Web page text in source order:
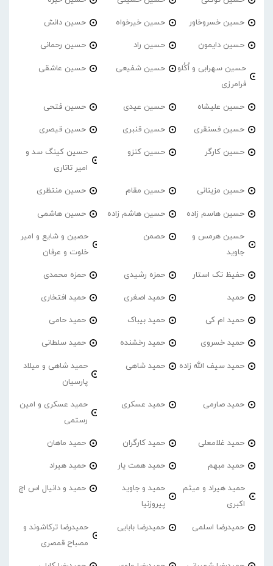
حسین خسروخاور حسین خیرخواه حسین دانش
حسین دایمون حسین راد حسین رحمانی
حسین سهرابی و اُکُلو
فرامرزی
حسین شفیعی حسین عاشقی
حسین علیشاه حسین عیدی حسین فتحی
حسین فسنقری حسین قنبری حسین قیصری
حسین کارگر حسین کنزو
حسین کینگ سد و
امیر تاتاری
حسین مزینانی حسین مقام حسین منتظری
حسین هاسم زاده حسین هاشم زاده حسین هاشمی
حسین هرمس و
جاوید
حصمن
حصین و شایع و امیر
خلوت و عرفان
حفیظ تک استار حمزه رشیدی حمزه محمدی
حمید حمید اصغری حمید افتخاری
حمید ام کی حمید بیباک حمید حامی
حمید خسروی حمید رخشنده حمید سلطانی
حمید سیف الله زاده حمید شاهی
حمید شاهی و میلاد
پارسیان
حمید صارمی حمید عسکری
حمید عسکری و امین
رستمی
حمید غلامعلی حمید کارگران حمید ماهان
حمید مبهم حمید همت یار حمید هیراد
حمید هیراد و میثم
اکبری
حمید و جاوید
پیروزنیا
حمید و دانیال اس اچ
حمیدرضا اسلمی حمیدرضا بابایی
حمیدرضا ترکاشوند و
مصباح قمصری